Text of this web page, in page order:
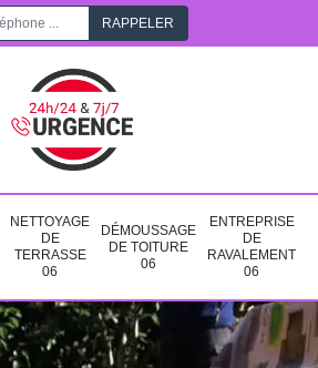
NETTOYAGE
DE
TERRASSE
06
DÉMOUSSAGE
DE TOITURE
06
ENTREPRISE
DE
RAVALEMENT
06